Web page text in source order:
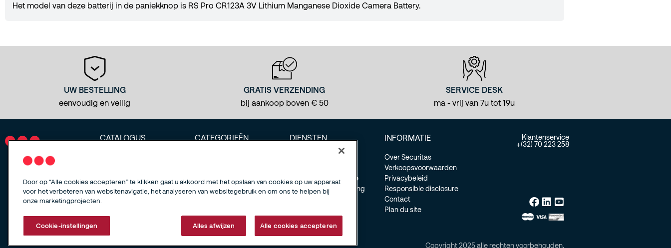
Het model van deze batterij in de paniekknop is RS Pro CR123A 3V Lithium Manganese Dioxide Camera Battery.
UW BESTELLING
eenvoudig en veilig
GRATIS VERZENDING
bij aankoop boven € 50
SERVICE DESK
ma - vrij van 7u tot 19u
CATALOGUS CATEGORIEËN
Veiligheid
Slimme apparaten
DIENSTEN
Levering en Installatie
Garantie en Herroeping
INFORMATIE
Over Securitas
Verkoopsvoorwaarden
Privacybeleid
Responsible disclosure
Contact
Plan du site
Klantenservice
+(32) 70 223 258
Copyright 2025 alle rechten voorbehouden.
Door op “Alle cookies accepteren” te klikken gaat u akkoord met het opslaan van cookies op uw apparaat
voor het verbeteren van websitenavigatie, het analyseren van websitegebruik en om ons te helpen bij
onze marketingprojecten.
Alles afwijzen Alle cookies accepteren
Cookie-instellingen